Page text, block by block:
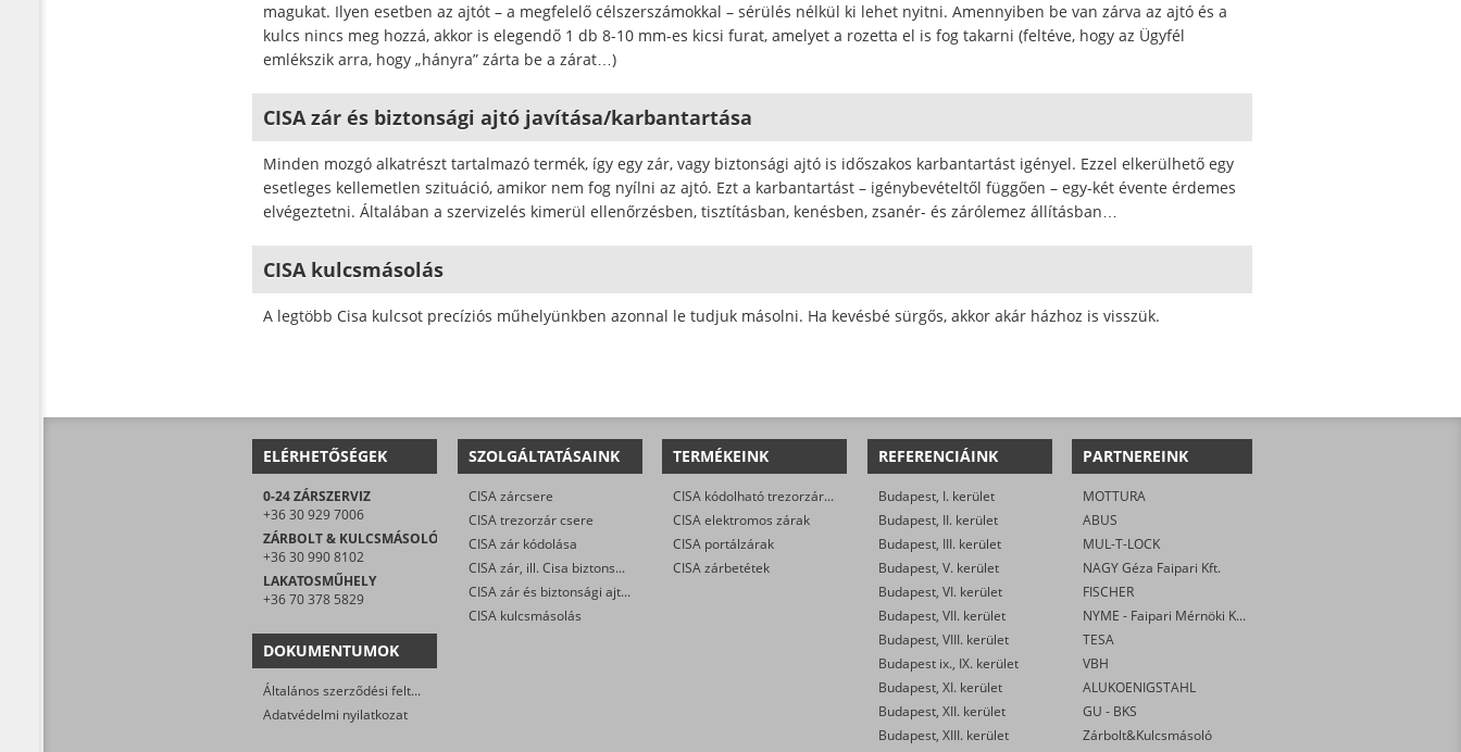
magukat. Ilyen esetben az ajtót – a megfelelő célszerszámokkal – sérülés nélkül ki lehet nyitni. Amennyiben be van zárva az ajtó és a
kulcs nincs meg hozzá, akkor is elegendő 1 db 8-10 mm-es kicsi furat, amelyet a rozetta el is fog takarni (feltéve, hogy az Ügyfél
emlékszik arra, hogy „hányra” zárta be a zárat…)
CISA zár és biztonsági ajtó javítása/karbantartása
Minden mozgó alkatrészt tartalmazó termék, így egy zár, vagy biztonsági ajtó is időszakos karbantartást igényel. Ezzel elkerülhető egy
esetleges kellemetlen szituáció, amikor nem fog nyílni az ajtó. Ezt a karbantartást – igénybevételtől függően – egy-két évente érdemes
elvégeztetni. Általában a szervizelés kimerül ellenőrzésben, tisztításban, kenésben, zsanér- és zárólemez állításban…
CISA kulcsmásolás
A legtöbb Cisa kulcsot precíziós műhelyünkben azonnal le tudjuk másolni. Ha kevésbé sürgős, akkor akár házhoz is visszük.
ELÉRHETŐSÉGEK
0-24 ZÁRSZERVIZ
+36 30 929 7006
ZÁRBOLT & KULCSMÁSOLÓ
+36 30 990 8102
LAKATOSMŰHELY
+36 70 378 5829
DOKUMENTUMOK
Általános szerződési feltételek
Adatvédelmi nyilatkozat
SZOLGÁLTATÁSAINK
CISA zárcsere
CISA trezorzár csere
CISA zár kódolása
CISA zár, ill. Cisa biztonsági ajtó nyitása
CISA zár és biztonsági ajtó javítása/karbantartása
CISA kulcsmásolás
TERMÉKEINK
CISA kódolható trezorzárak
CISA elektromos zárak
CISA portálzárak
CISA zárbetétek
REFERENCIÁINK
Budapest, I. kerület
Budapest, II. kerület
Budapest, III. kerület
Budapest, V. kerület
Budapest, VI. kerület
Budapest, VII. kerület
Budapest, VIII. kerület
Budapest ix., IX. kerület
Budapest, XI. kerület
Budapest, XII. kerület
Budapest, XIII. kerület
PARTNEREINK
MOTTURA
ABUS
MUL-T-LOCK
NAGY Géza Faipari Kft.
FISCHER
NYME - Faipari Mérnöki Kar
TESA
VBH
ALUKOENIGSTAHL
GU - BKS
Zárbolt&Kulcsmásoló